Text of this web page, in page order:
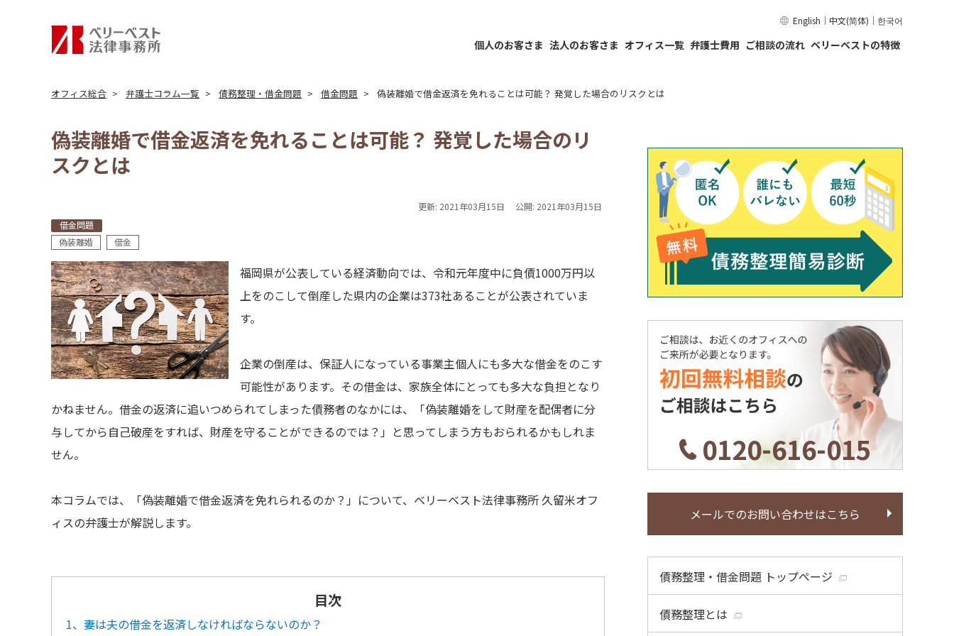
English ｜ 中文(简体) ｜ 한국어
個人のお客さま 法人のお客さま オフィス一覧 弁護士費用 ご相談の流れ ベリーベストの特徴
オフィス総合 弁護士コラム一覧 債務整理・借金問題 借金問題 偽装離婚で借金返済を免れることは可能？ 発覚した場合のリスクとは
偽装離婚で借金返済を免れることは可能？ 発覚した場合のリ
スクとは
更新: 2021年03月15日 公開: 2021年03月15日
借金問題
偽装離婚
借金
福岡県が公表している経済動向では、令和元年度中に負債1000万円以
上をのこして倒産した県内の企業は373社あることが公表されていま
す。
企業の倒産は、保証人になっている事業主個人にも多大な借金をのこす
可能性があります。その借金は、家族全体にとっても多大な負担となり
かねません。借金の返済に追いつめられてしまった債務者のなかには、「偽装離婚をして財産を配偶者に分
与してから自己破産をすれば、財産を守ることができるのでは？」と思ってしまう方もおられるかもしれま
せん。
本コラムでは、「偽装離婚で借金返済を免れられるのか？」について、ベリーベスト法律事務所 久留米オフ
ィスの弁護士が解説します。
目次
1、妻は夫の借金を返済しなければならないのか？
0120-616-015
メールでのお問い合わせはこちら
債務整理・借金問題 トップページ
債務整理とは